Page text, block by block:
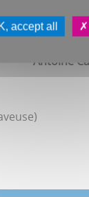
sur piste
Antoine
accept all